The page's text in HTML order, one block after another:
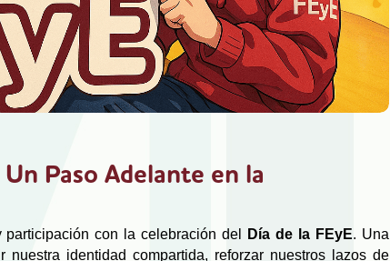
Paso Adelante en la
con la celebración del Día de la FEyE. Una
identidad compartida, reforzar nuestros lazos de